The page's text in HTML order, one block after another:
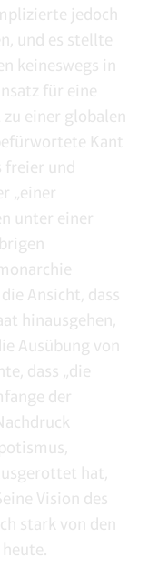
jedoch
und es stellte
keineswegs in
für eine
einer globalen
Kant
und
„einer
unter einer
Ansicht, dass
hinausgehen,
Ausübung von
dass „die
der
hat,
Vision des
stark von den